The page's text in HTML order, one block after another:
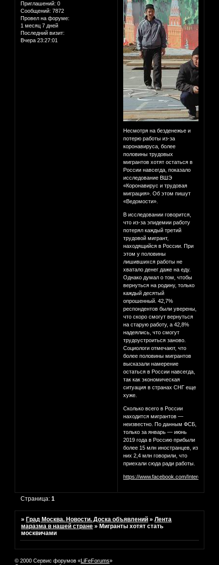
Приглашений: 0
Сообщений: 7872
Провел на форуме:
1 месяц 7 дней
Последний визит:
Вчера 23:27:01
Несмотря на безденежье и
потерю работы из-за
коронавируса, более
половины трудовых
мигрантов хотят остаться в
России навсегда, показало
исследование ВШЭ
«Коронавирус и трудовая
миграция». Об этом пишут
«Ведомости».
В исследовании говорится,
что из-за эпидемии работу
потерял каждый третий
трудовой мигрант,
находящийся в России. При
этом у половины
лишившихся работы не
хватало денег даже на еду.
Однако думал о том, чтобы
вернуться на родину, только
каждый десятый
опрошенный. 42,7%
респондентов были уверены,
что скоро смогут вернуться
на старую работу, а 42,8%
надеялись, что смогут
трудоустроиться заново.
Социологи отмечают, что
более половины мигрантов
высказали намерение
остаться в России навсегда,
так как экономическая
ситуация в странах СНГ еще
хуже.
Сколько всего в России
находится мигрантов —
неизвестно. По данным ФСБ,
только за январь — июнь
2019 года в Россию прибыли
более 15 млн иностранцев, из
них 2,4 млн говорили, что
приехали сюда ради работы.
https://www.facebook.com/
Страница:1
»Град Москва. Новости. Доска объявлений »Лента
маразма в нашей стране »Мигранты хотят стать
москвичами
© 2000 Сервис форумов «LiFeForums»